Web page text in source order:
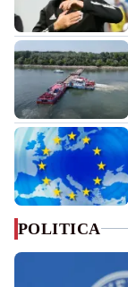
POLITICA